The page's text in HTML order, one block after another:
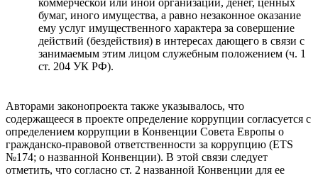
коммерческой или иной организации, денег, ценных
бумаг, иного имущества, а равно незаконное оказание
ему услуг имущественного характера за совершение
действий (бездействия) в интересах дающего в связи с
занимаемым этим лицом служебным положением (ч. 1
ст. 204 УК РФ).
Авторами законопроекта также указывалось, что
содержащееся в проекте определение коррупции согласуется с
определением коррупции в Конвенции Совета Европы о
гражданско-правовой ответственности за коррупцию (ETS
№174; о названной Конвенции). В этой связи следует
отметить, что согласно ст. 2 названной Конвенции для ее